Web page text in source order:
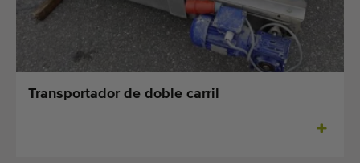
Buscar por tipo
Últimas máquinas visualizadas
Transportador de doble carril